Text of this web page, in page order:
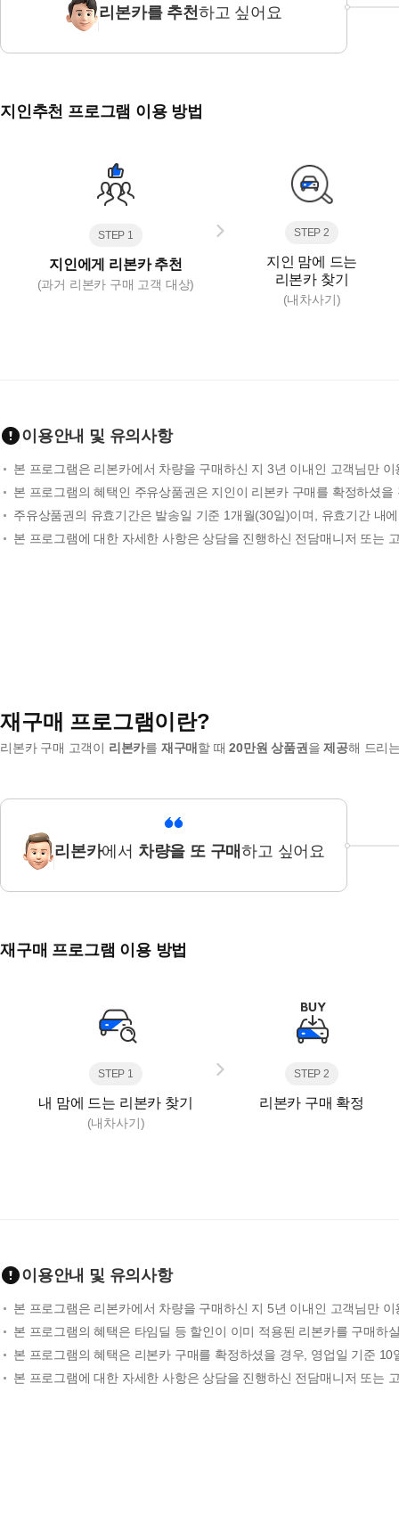
리본카를 추천하고 싶어요
지인추천 프로그램 이용 방법
STEP 1
지인에게 리본카 추천
(과거 리본카 구매 고객 대상)
STEP 2
지인 맘에 드는
리본카 찾기
(내차사기)
이용안내 및 유의사항
본 프로그램은 리본카에서 차량을 구매하신 지 3년 이내인 고객님만
본 프로그램의 혜택인 주유상품권은 지인이 리본카 구매를 확정하셨
주유상품권의 유효기간은 발송일 기준 1개월(30일)이며, 유효기간 내
본 프로그램에 대한 자세한 사항은 상담을 진행하신 전담매니저 또는
재구매 프로그램이란?
리본카 구매 고객이 리본카를 재구매 할 때20만원 상품권 을제공해 드리
리본카에서 차량을 또 구매하고 싶어요
재구매 프로그램 이용 방법
STEP 1
내 맘에 드는 리본카 찾기
(내차사기)
STEP 2
리본카 구매 확정
이용안내 및 유의사항
본 프로그램은 리본카에서 차량을 구매하신 지 5년 이내인 고객님만
본 프로그램의 혜택은 타임딜 등 할인이 이미 적용된 리본카를 구매하
본 프로그램의 혜택은 리본카 구매를 확정하셨을 경우, 영업일 기준
본 프로그램에 대한 자세한 사항은 상담을 진행하신 전담매니저 또는